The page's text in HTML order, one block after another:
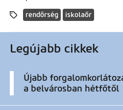
rendőrség iskolaőr
Legújabb cikkek
Újabb
a belvárosban hétfőtől